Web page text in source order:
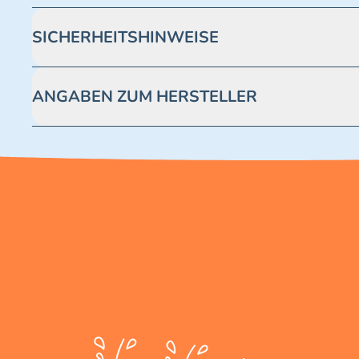
SICHERHEITSHINWEISE
ANGABEN ZUM HERSTELLER